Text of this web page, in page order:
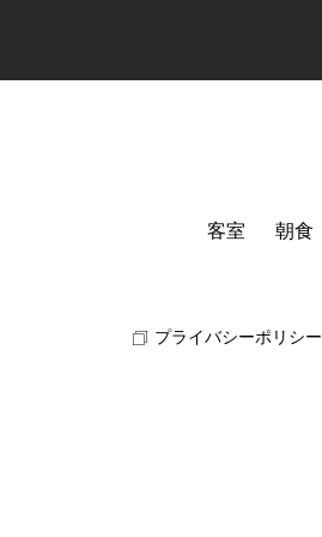
客室 朝食
プライバシーポリシー